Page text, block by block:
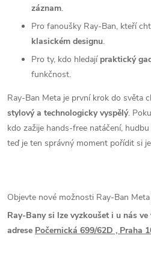
záznam.
Pro fanoušky Ray‑Ban, kteří
klasickém designu.
Pro ty, kdo hledají praktický
funkčnost.
Ray‑Ban Meta je první krok do světa
stylový a technologicky vyspělý.
kdo zažije hands-free natáčení,
teď je ten správný moment pořídit si
Objevte nové možnosti Ray-Ban
Ray-Bany si lze vyzkoušet i u nás
adrese Počernická 699/62D , Praha